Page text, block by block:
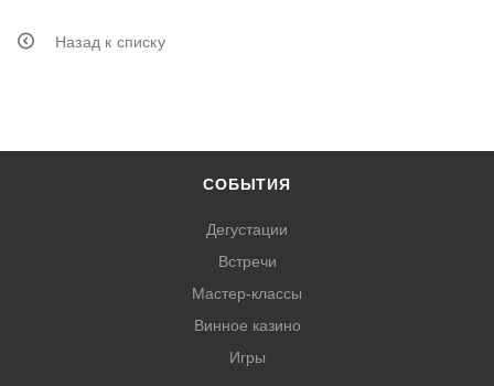
Назад к списку
СОБЫТИЯ
Дегустации
Встречи
Мастер-классы
Винное казино
Игры